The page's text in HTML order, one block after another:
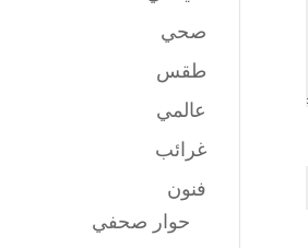
صحي
طقس
عالمي
غرائب
فنون
حوار صحفي